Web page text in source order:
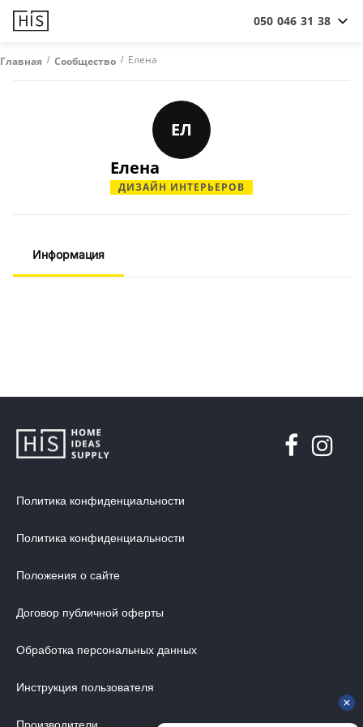
050 046 31 38
Главная / Сообщество / Елена
ЕЛ
Елена
ДИЗАЙН ИНТЕРЬЕРОВ
Информация
Политика конфиденциальности
Политика конфиденциальности
Положения о сайте
Договор публичной оферты
Обработка персональных данных
Инструкция пользователя